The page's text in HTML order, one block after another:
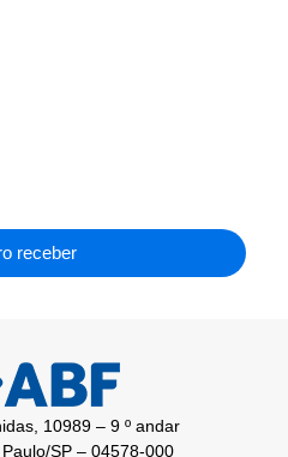
receber
10989 – 9 º andar
SP – 04578-000